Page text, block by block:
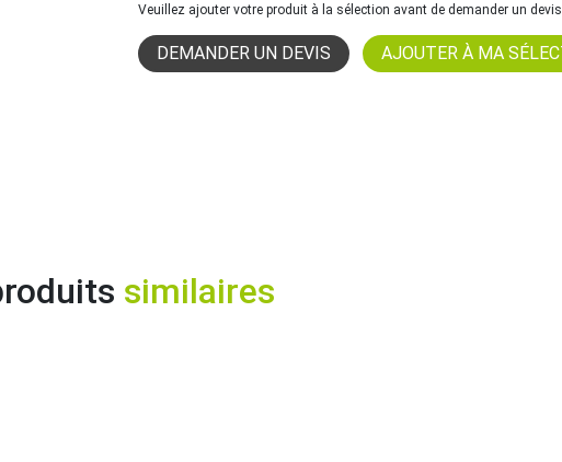
Veuillez ajouter votre produit à la sélection avant de demander un devis
DEMANDER UN DEVIS
similaires